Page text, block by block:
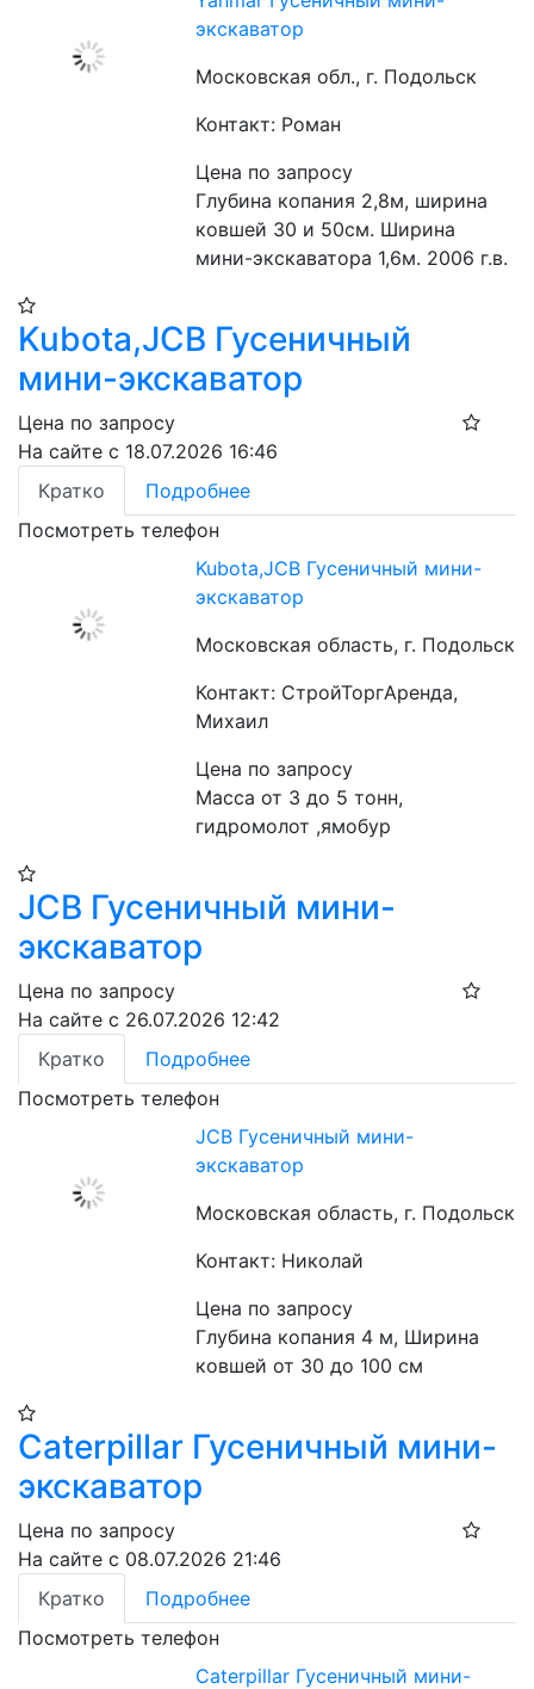
экскаватор
Московская обл., г. Подольск
Контакт: Роман
Цена по запросу
Глубина копания 2,8м, ширина
ковшей 30 и 50см. Ширина
мини-экскаватора 1,6м. 2006 г.в.
Kubota,JCB Гусеничный
мини-экскаватор
Цена по запросу
На сайте с 18.07.2026 16:46
Кратко
Подробнее
Посмотреть телефон
Kubota,JCB Гусеничный мини-
экскаватор
Московская область, г. Подольск
Контакт: СтройТоргАренда,
Михаил
Цена по запросу
Масса от 3 до 5 тонн,
гидромолот ,ямобур
JCB Гусеничный мини-
экскаватор
Цена по запросу
На сайте с 26.07.2026 12:42
Кратко
Подробнее
Посмотреть телефон
JCB Гусеничный мини-
экскаватор
Московская область, г. Подольск
Контакт: Николай
Цена по запросу
Глубина копания 4 м, Ширина
ковшей от 30 до 100 см
Caterpillar Гусеничный мини-
экскаватор
Цена по запросу
На сайте с 08.07.2026 21:46
Кратко
Подробнее
Посмотреть телефон
Caterpillar Гусеничный мини-